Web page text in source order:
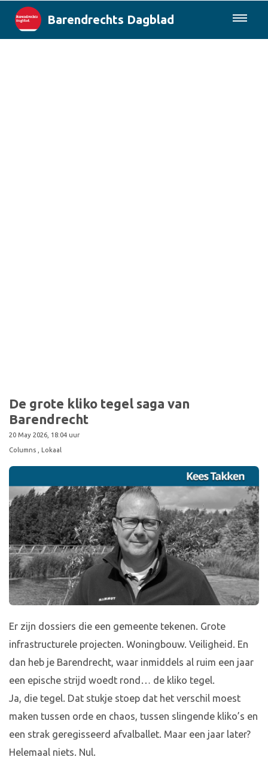
Barendrechts Dagblad
De grote kliko tegel saga van
Barendrecht
20 May 2026, 18:04 uur
Columns , Lokaal
Er zijn dossiers die een gemeente tekenen. Grote
infrastructurele projecten. Woningbouw. Veiligheid. En
dan heb je Barendrecht, waar inmiddels al ruim een jaar
een epische strijd woedt rond… de kliko tegel.
Ja, die tegel. Dat stukje stoep dat het verschil moest
maken tussen orde en chaos, tussen slingende kliko’s en
een strak geregisseerd afvalballet. Maar een jaar later?
Helemaal niets. Nul.